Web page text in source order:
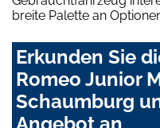
breite Palette an
Erkunden Sie
Romeo Junior
Schaumburg